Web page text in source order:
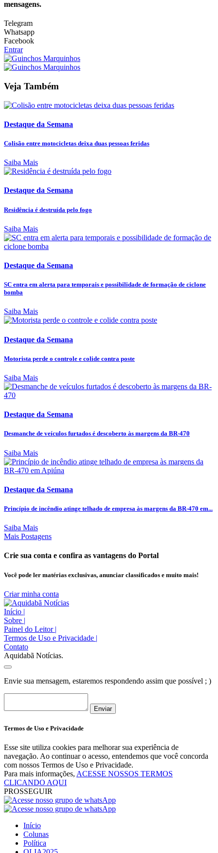
mensagens.
Telegram
Whatsapp
Facebook
Entrar
Veja Também
Destaque da Semana
Colisão entre motocicletas deixa duas pessoas feridas
Saiba Mais
Destaque da Semana
Residência é destruída pelo fogo
Saiba Mais
Destaque da Semana
SC entra em alerta para temporais e possibilidade de formação de ciclone
bomba
Saiba Mais
Destaque da Semana
Motorista perde o controle e colide contra poste
Saiba Mais
Destaque da Semana
Desmanche de veículos furtados é descoberto às margens da BR-470
Saiba Mais
Destaque da Semana
Princípio de incêndio atinge telhado de empresa às margens da BR-470 em...
Saiba Mais
Mais Postagens
Crie sua conta e confira as vantagens do Portal
Você pode ler matérias exclusivas, anunciar classificados e muito mais!
Criar minha conta
Início |
Sobre |
Painel do Leitor |
Termos de Uso e Privacidade |
Contato
Aquidabã Notícias.
Envie sua mensagem, estaremos respondendo assim que possível ; )
Enviar
Termos de Uso e Privacidade
Esse site utiliza cookies para melhorar sua experiência de
navegação. Ao continuar o acesso, entendemos que você concorda
com nossos Termos de Uso e Privacidade.
Para mais informações, ACESSE NOSSOS TERMOS
CLICANDO AQUI
PROSSEGUIR
Início
Colunas
Política